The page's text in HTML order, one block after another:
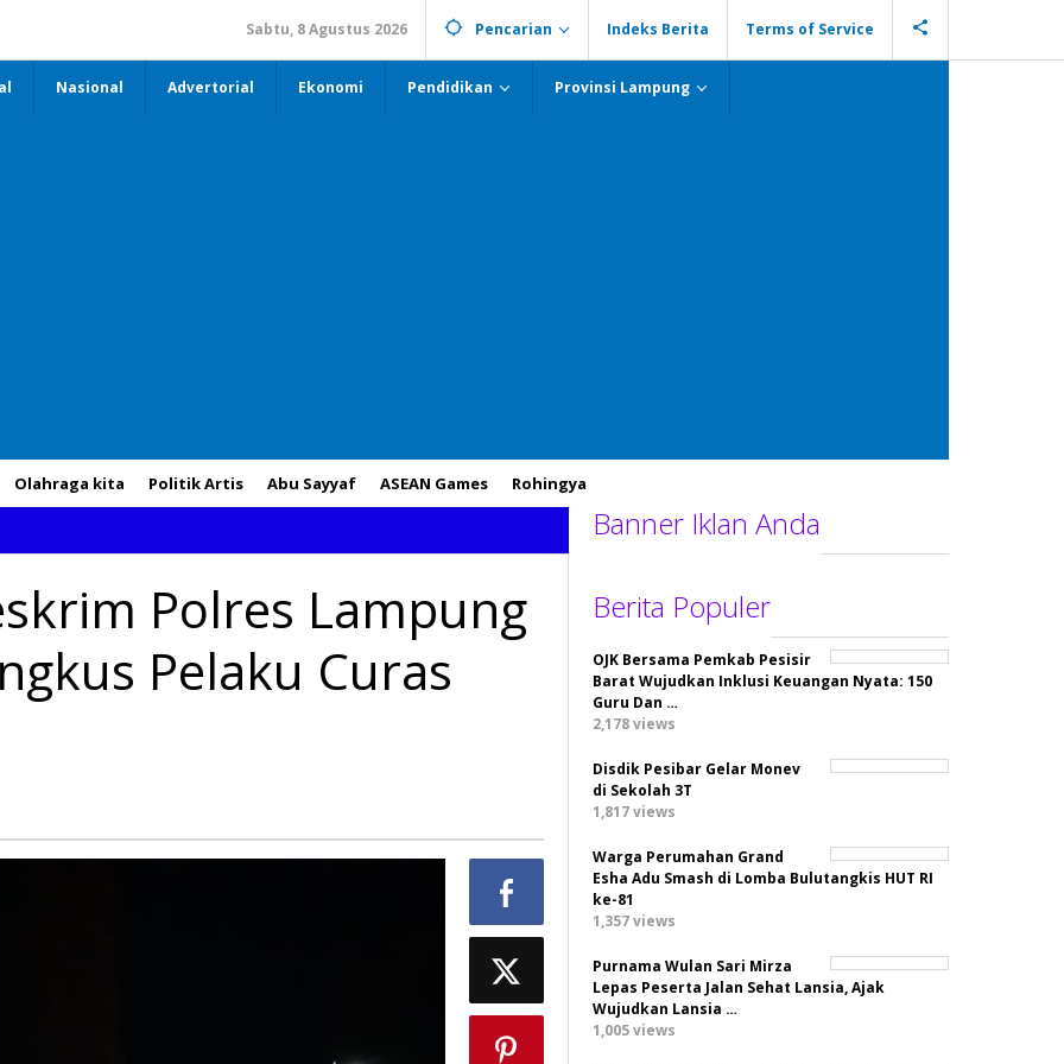
Sabtu, 8 Agustus 2026 Pencarian Indeks Berita Terms of Service
Nasional Advertorial Ekonomi Pendidikan Provinsi Lampung
Olahraga kita Politik Artis Abu Sayyaf ASEAN Games Rohingya
Polres Lampung
Pelaku Curas
Banner Iklan Anda
Berita Populer
OJK Bersama Pemkab Pesisir
Barat Wujudkan Inklusi Keuangan Nyata: 150
Guru Dan …
2,178 views
Disdik Pesibar Gelar Monev
di Sekolah 3T
1,817 views
Warga Perumahan Grand
Esha Adu Smash di Lomba Bulutangkis HUT RI
ke-81
1,357 views
Purnama Wulan Sari Mirza
Lepas Peserta Jalan Sehat Lansia, Ajak
Wujudkan Lansia …
1,005 views